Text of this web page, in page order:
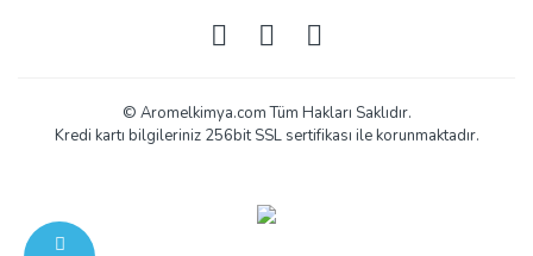
© Aromelkimya.com Tüm Hakları Saklıdır.
Kredi kartı bilgileriniz 256bit SSL sertifikası ile korunmaktadır.